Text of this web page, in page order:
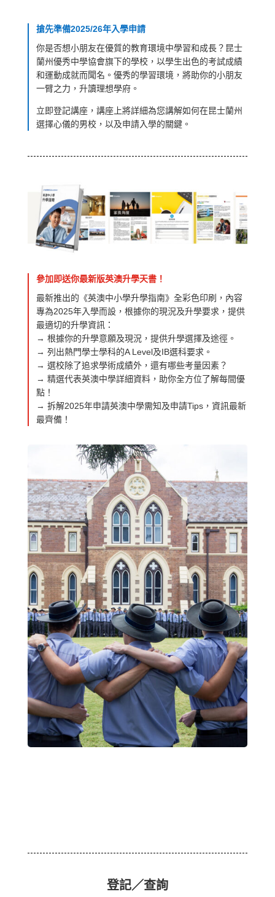
搶先準備2025/26年入學申請
你是否想小朋友在優質的教育環境中學習和成長？昆士
蘭州優秀中學協會旗下的學校，以學生出色的考試成績
和運動成就而聞名。優秀的學習環境，將助你的小朋友
一臂之力，升讀理想學府。
立即登記講座，講座上將詳細為您講解如何在昆士蘭州
選擇心儀的男校，以及申請入學的關鍵。
參加即送你最新版英澳升學天書！
最新推出的《英澳中小學升學指南》全彩色印刷，內容
專為2025年入學而設，根據你的現況及升學要求，提供
最適切的升學資訊：
→ 根據你的升學意願及現況，提供升學選擇及途徑。
→ 列出熱門學士學科的A Level及IB選科要求。
→ 選校除了追求學術成績外，還有哪些考量因素？
→ 精選代表英澳中學詳細資料，助你全方位了解每間優
點！
→ 拆解2025年申請英澳中學需知及申請Tips，資訊最新
最齊備！
登記／查詢